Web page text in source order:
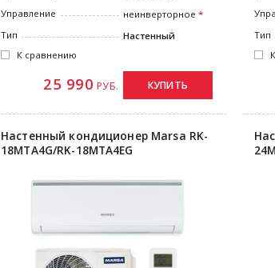
Управление
неинверторное
Тип
Настенный
К сравнению
25 990 РУБ. КУПИТЬ
Тип
Настенный кондиционер Marsa RK-
18MTA4G/RK-18MTA4EG